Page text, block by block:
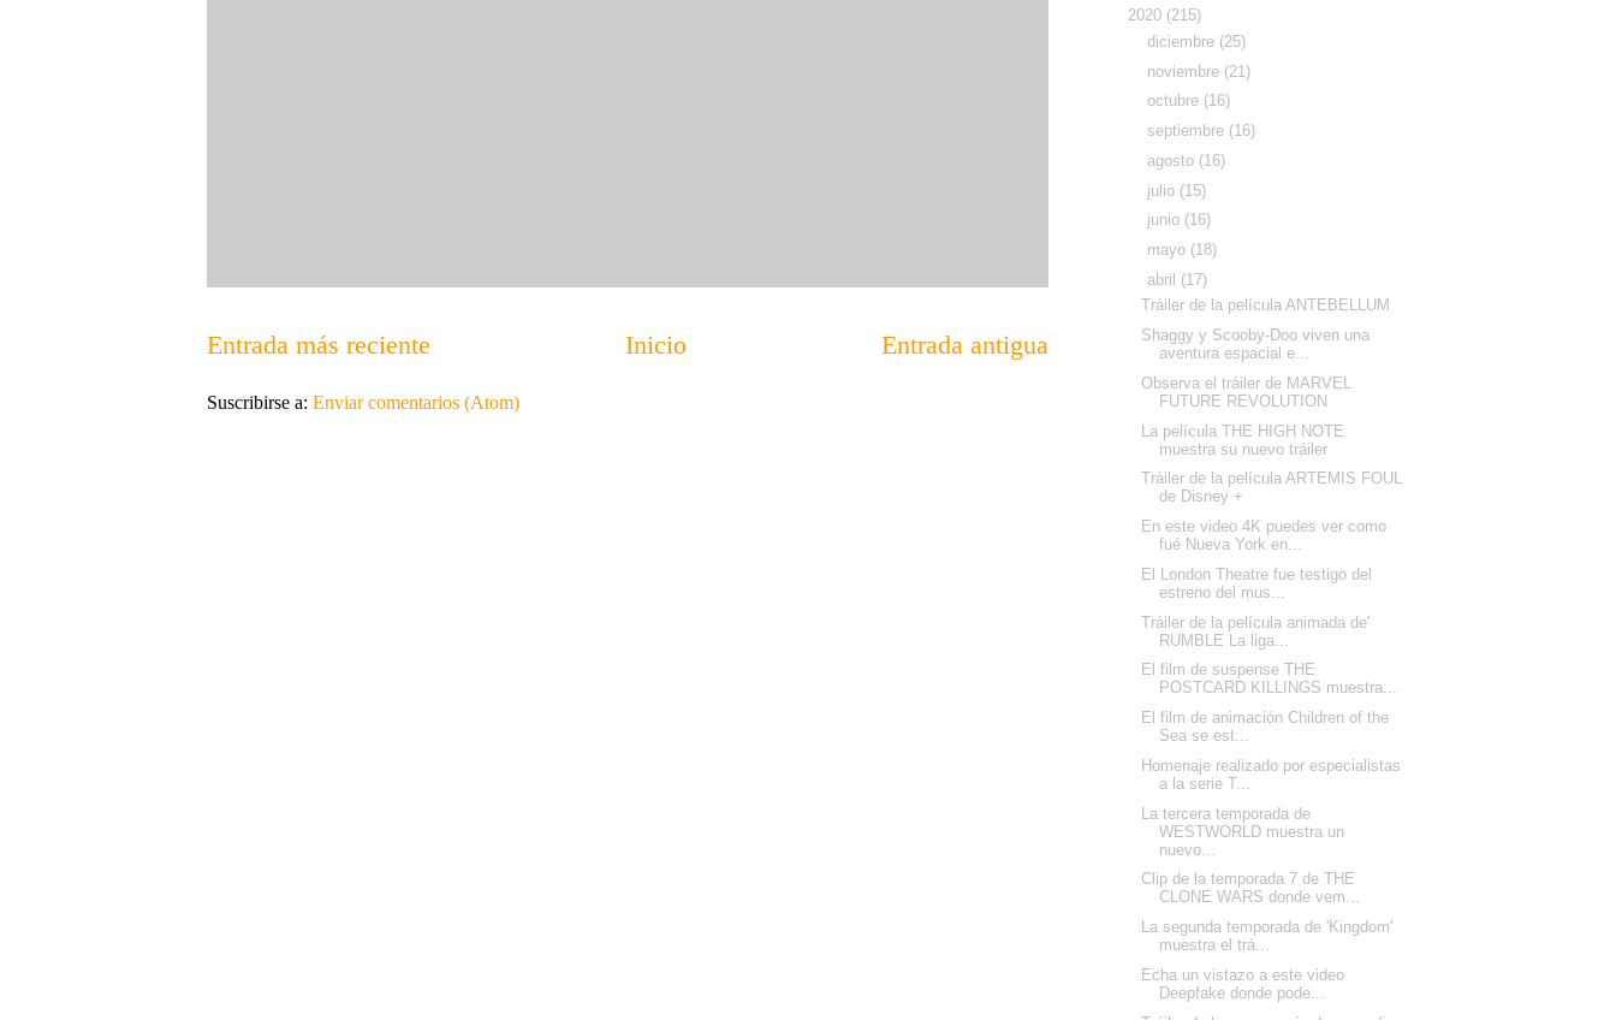
Entrada más reciente Entrada antigua
Inicio
Suscribirse a: Enviar comentarios (Atom)
2020 (215)
diciembre (25)
noviembre (21)
octubre (16)
septiembre (16)
agosto (16)
julio (15)
junio (16)
mayo (18)
abril (17)
Tráiler de la película ANTEBELLUM
Shaggy y Scooby-Doo viven una
aventura espacial e...
Observa el tráiler de MARVEL
FUTURE REVOLUTION
La película THE HIGH NOTE
muestra su nuevo tráiler
Tráiler de la película ARTEMIS FOUL
de Disney +
En este video 4K puedes ver como
fué Nueva York en...
El London Theatre fue testigo del
estreno del mus...
Tráiler de la película animada de'
RUMBLE La liga...
El film de suspense THE
POSTCARD KILLINGS muestra...
El film de animación Children of the
Sea se est...
Homenaje realizado por especialistas
a la serie T...
La tercera temporada de
WESTWORLD muestra un
nuevo...
Clip de la temporada 7 de THE
CLONE WARS donde vem...
La segunda temporada de 'Kingdom'
muestra el trá...
Echa un vistazo a este video
Deepfake donde pode...